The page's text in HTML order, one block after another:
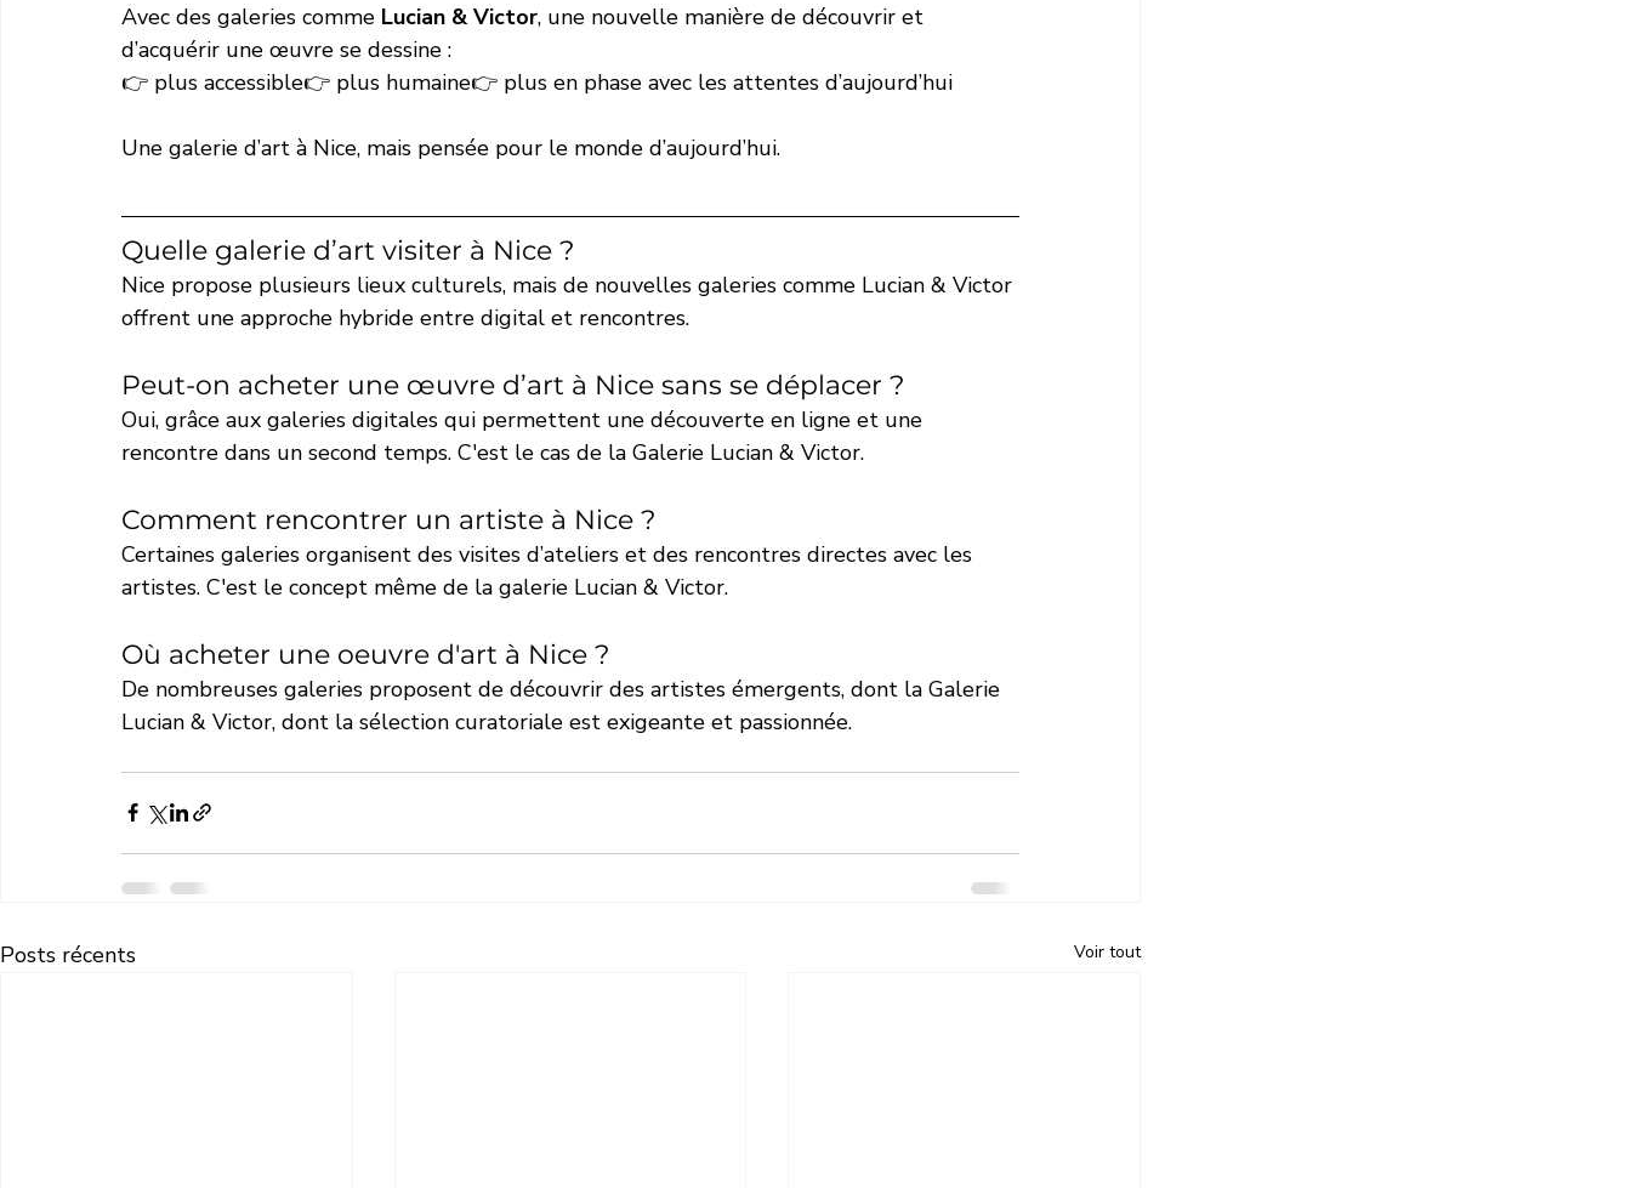
Avec des galeries comme Lucian & Victor, une nouvelle manière de découvrir et
d’acquérir une œuvre se dessine :
👉 plus accessible👉 plus humaine👉 plus en phase avec les attentes d’aujourd’hui
Une galerie d’art à Nice, mais pensée pour le monde d’aujourd’hui.
Quelle galerie d’art visiter à Nice ?
Nice propose plusieurs lieux culturels, mais de nouvelles galeries comme Lucian & Victor
offrent une approche hybride entre digital et rencontres.
Peut-on acheter une œuvre d’art à Nice sans se déplacer ?
Oui, grâce aux galeries digitales qui permettent une découverte en ligne et une
rencontre dans un second temps. C'est le cas de la Galerie Lucian & Victor.
Comment rencontrer un artiste à Nice ?
Certaines galeries organisent des visites d’ateliers et des rencontres directes avec les
artistes. C'est le concept même de la galerie Lucian & Victor.
Où acheter une oeuvre d'art à Nice ?
De nombreuses galeries proposent de découvrir des artistes émergents, dont la Galerie
Lucian & Victor, dont la sélection curatoriale est exigeante et passionnée.
Posts récents Voir tout